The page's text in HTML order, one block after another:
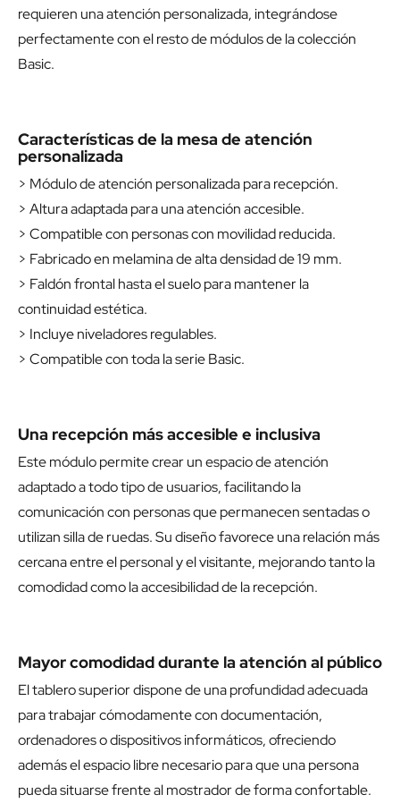
requieren una atención personalizada, integrándose
perfectamente con el resto de módulos de la colección
Basic.
Características de la mesa de atención
personalizada
> Módulo de atención personalizada para recepción.
> Altura adaptada para una atención accesible.
> Compatible con personas con movilidad reducida.
> Fabricado en melamina de alta densidad de 19 mm.
> Faldón frontal hasta el suelo para mantener la
continuidad estética.
> Incluye niveladores regulables.
> Compatible con toda la serie Basic.
Una recepción más accesible e inclusiva
Este módulo permite crear un espacio de atención
adaptado a todo tipo de usuarios, facilitando la
comunicación con personas que permanecen sentadas o
utilizan silla de ruedas. Su diseño favorece una relación más
cercana entre el personal y el visitante, mejorando tanto la
comodidad como la accesibilidad de la recepción.
Mayor comodidad durante la atención al público
El tablero superior dispone de una profundidad adecuada
para trabajar cómodamente con documentación,
ordenadores o dispositivos informáticos, ofreciendo
además el espacio libre necesario para que una persona
pueda situarse frente al mostrador de forma confortable.